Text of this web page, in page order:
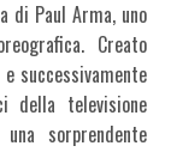
di Paul Arma, uno
Creato
successivamente
della televisione
sorprendente